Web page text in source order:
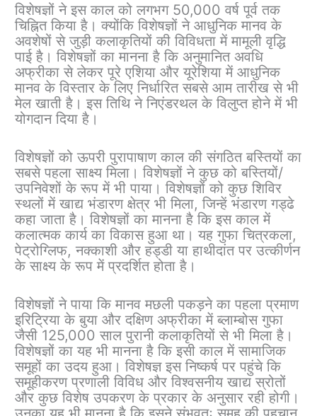
विशेषज्ञों ने इस काल को लगभग 50,000 वर्ष पूर्व तक
चिह्नित किया है। क्योंकि विशेषज्ञों ने आधुनिक मानव के
अवशेषों से जुड़ी कलाकृतियों की विविधता में मामूली वृद्धि
पाई है। विशेषज्ञों का मानना ​​है कि अनुमानित अवधि
अफ्रीका से लेकर पूरे एशिया और यूरेशिया में आधुनिक
मानव के विस्तार के लिए निर्धारित सबसे आम तारीख से भी
मेल खाती है। इस तिथि ने निएंडरथल के विलुप्त होने में भी
योगदान दिया है।
विशेषज्ञों को ऊपरी पुरापाषाण काल ​​की संगठित बस्तियों का
सबसे पहला साक्ष्य मिला। विशेषज्ञों ने कुछ को बस्तियों/
उपनिवेशों के रूप में भी पाया। विशेषज्ञों को कुछ शिविर
स्थलों में खाद्य भंडारण क्षेत्र भी मिला, जिन्हें भंडारण गड्ढे
कहा जाता है। विशेषज्ञों का मानना ​​है कि इस काल में
कलात्मक कार्य का विकास हुआ था। यह गुफा चित्रकला,
पेट्रोग्लिफ, नक्काशी और हड्डी या हाथीदांत पर उत्कीर्णन
के साक्ष्य के रूप में प्रदर्शित होता है।
विशेषज्ञों ने पाया कि मानव मछली पकड़ने का पहला प्रमाण
इरिट्रिया के बुया और दक्षिण अफ्रीका में ब्लाम्बोस गुफा
जैसी 125,000 साल पुरानी कलाकृतियों से भी मिला है।
विशेषज्ञों का यह भी मानना ​​है कि इसी काल में सामाजिक
समूहों का उदय हुआ। विशेषज्ञ इस निष्कर्ष पर पहुंचे कि
समूहीकरण प्रणाली विविध और विश्वसनीय खाद्य स्रोतों
और कुछ विशेष उपकरण के प्रकार के अनुसार रही होगी।